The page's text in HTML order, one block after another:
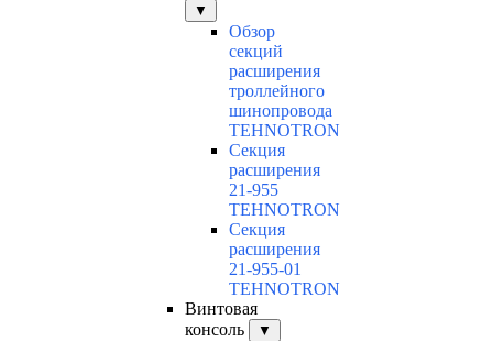
▼
Обзор
секций
расширения
троллейного
шинопровода
TEHNOTRON
Секция
расширения
21-955
TEHNOTRON
Секция
расширения
21-955-01
TEHNOTRON
Винтовая
консоль
▼